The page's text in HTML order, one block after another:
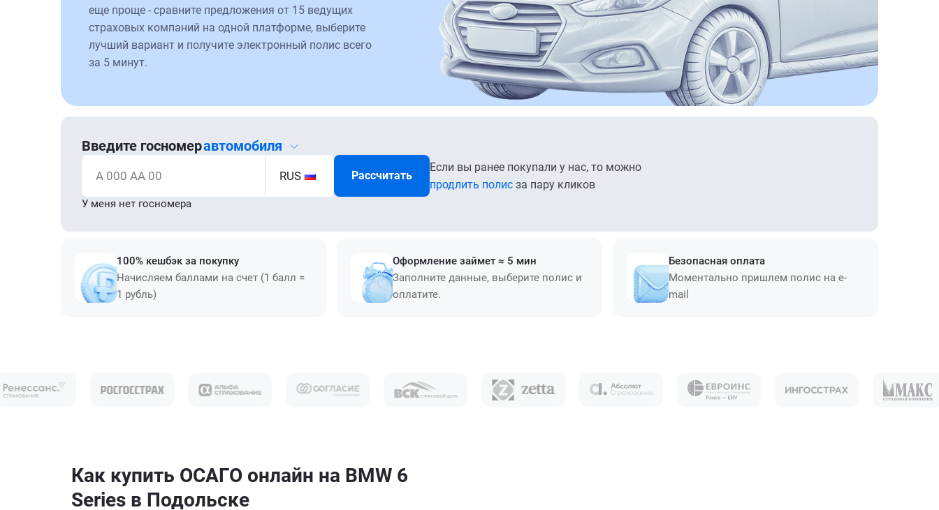
еще проще - сравните предложения от 15 ведущих
страховых компаний на одной платформе, выберите
лучший вариант и получите электронный полис всего
за 5 минут.
Введите госномеравтомобиля
А 000 АА 00 RUS Рассчитать
Если вы ранее покупали у нас, то можно
продлить полис за пару кликов
У меня нет госномера
100% кешбэк за покупку
Начисляем баллами на счет (1 балл =
1 рубль)
Оформление займет ≈ 5 мин
Заполните данные, выберите полис и
оплатите.
Безопасная оплата
Моментально пришлем полис на e-
mail
Как купить ОСАГО онлайн на BMW 6
Series в Подольске